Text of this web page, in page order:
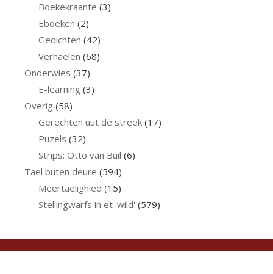
Boekekraante (3)
Eboeken (2)
Gedichten (42)
Verhaelen (68)
Onderwies (37)
E-learning (3)
Overig (58)
Gerechten uut de streek(17)
Puzels (32)
Strips: Otto van Buil (6)
Tael buten deure (594)
Meertaelighied (15)
Stellingwarfs in et 'wild' (579)